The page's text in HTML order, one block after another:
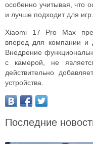
особенно учитывая, что
и лучше подходит для игр.
Xiaomi 17 Pro Max
вперед для компании и
Внедрение
с камерой, не
действительно
устройства.
Последние